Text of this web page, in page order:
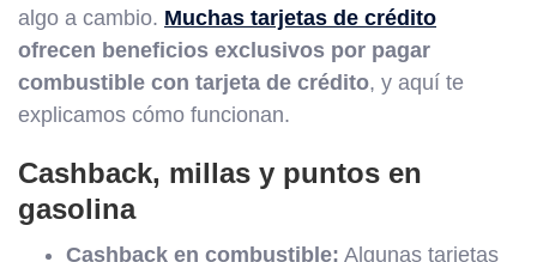
algo a cambio. Muchas tarjetas de crédito
ofrecen beneficios exclusivos por pagar
combustible con tarjeta de crédito, y aquí te
explicamos cómo funcionan.
Cashback, millas y puntos en
gasolina
Cashback en combustible: Algunas tarjetas